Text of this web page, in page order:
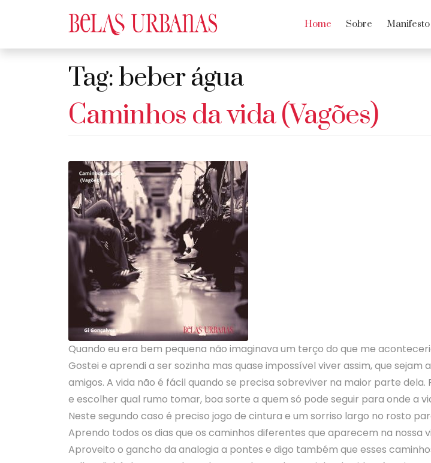
Home Sobre Manifesto
Tag: beber água
Caminhos da vida (Vagões)
Quando eu era bem pequena não imaginava um terço do que me
Gostei e aprendi a ser sozinha mas quase impossível viver assim, que
amigos. A vida não é fácil quando se precisa sobreviver na maior parte
e escolher qual rumo tomar, boa sorte a quem só pode seguir para onde a
Neste segundo caso é preciso jogo de cintura e um sorriso largo no rosto
Aprendo todos os dias que os caminhos diferentes que aparecem na nossa
Aproveito o gancho da analogia a pontes e digo também que esses